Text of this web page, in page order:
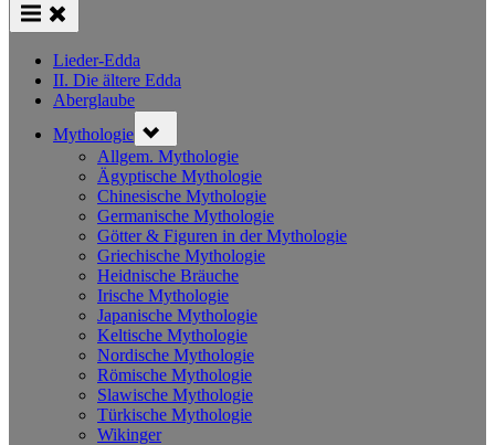
Lieder-Edda
II. Die ältere Edda
Aberglaube
Mythologie sub-
menu
Allgem. Mythologie
Ägyptische Mythologie
Chinesische Mythologie
Germanische Mythologie
Götter & Figuren in der Mythologie
Griechische Mythologie
Heidnische Bräuche
Irische Mythologie
Japanische Mythologie
Keltische Mythologie
Nordische Mythologie
Römische Mythologie
Slawische Mythologie
Türkische Mythologie
Wikinger